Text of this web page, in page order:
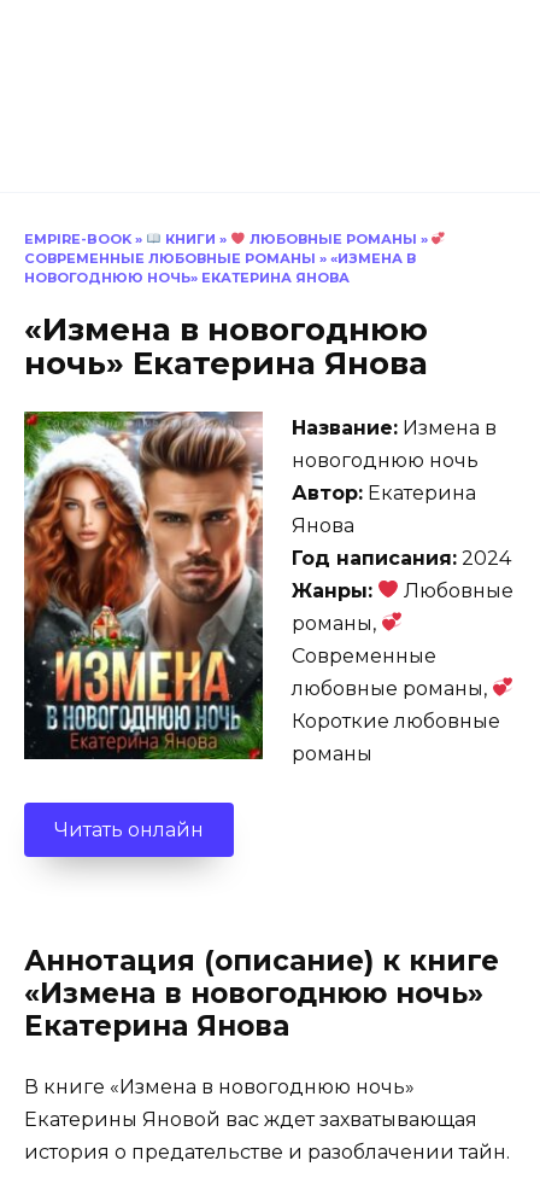
EMPIRE-BOOK » КНИГИ » ЛЮБОВНЫЕ РОМАНЫ »
СОВРЕМЕННЫЕ ЛЮБОВНЫЕ РОМАНЫ » «ИЗМЕНА В
НОВОГОДНЮЮ НОЧЬ» ЕКАТЕРИНА ЯНОВА
«Измена в новогоднюю
ночь» Екатерина Янова
Название: Измена в
новогоднюю ночь
Автор: Екатерина
Янова
Год написания: 2024
Жанры:
Любовные
романы,
Современные
любовные романы,
Короткие любовные
романы
Читать онлайн
Аннотация (описание) к книге
«Измена в новогоднюю ночь»
Екатерина Янова
В книге «Измена в новогоднюю ночь»
Екатерины Яновой вас ждет захватывающая
история о предательстве и разоблачении тайн.